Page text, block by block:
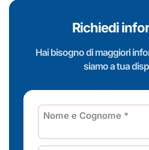
Richiedi
Hai bisogno di maggiori
siamo a tua
Nome e Cognome *